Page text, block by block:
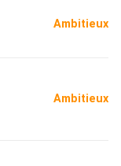
Ambitieux
Ambitieux